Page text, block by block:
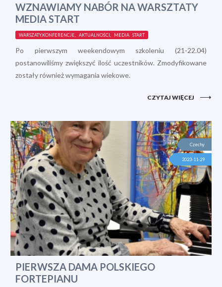
WZNAWIAMY NABÓR NA WARSZTATY
MEDIA START
WARSZATY,KONFERENCJE, AKTUALNOŚCI, MEDIA START
Po pierwszym weekendowym szkoleniu (21-22.04)
postanowiliśmy zwiększyć ilość uczestników. Zmodyfikowane
zostały również wymagania wiekowe.
CZYTAJ WIĘCEJ
Czechy
2023-11-29
PIERWSZA DAMA POLSKIEGO
FORTEPIANU